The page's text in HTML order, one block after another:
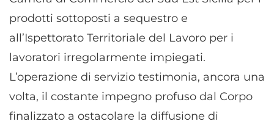
prodotti sottoposti a sequestro e
all’Ispettorato Territoriale del Lavoro per i
lavoratori irregolarmente impiegati.
L’operazione di servizio testimonia, ancora una
volta, il costante impegno profuso dal Corpo
finalizzato a ostacolare la diffusione di